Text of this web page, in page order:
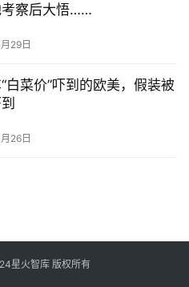
考察后大悟……
29日
白菜价”吓到的欧美，假装被
26日
星火智库 版权所有